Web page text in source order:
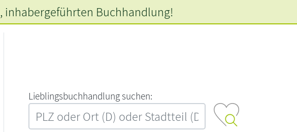
L‍i‍e‍b‍l‍i‍n‍g‍s‍b‍u‍c‍h‍h‍a‍n‍d‍l‍u‍n‍g‍ ‍s‍u‍c‍h‍e‍n‍:‍
, inhabergeführten Buchhandlung!